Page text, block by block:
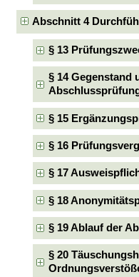
Abschnitt 4
§ 13
§ 14 Gegenstand
§ 15
§ 16
§ 17
§ 18
§ 19 Ablauf der
§ 20